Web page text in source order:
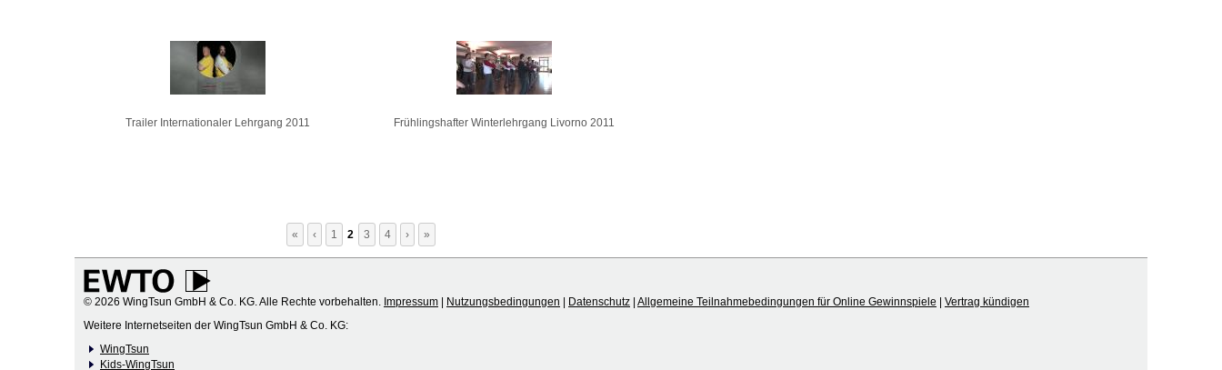
Trailer Internationaler Lehrgang 2011 Frühlingshafter Winterlehrgang Livorno 2011
« ‹ 1 2 3 4 › »
© 2026 WingTsun GmbH & Co. KG. Alle Rechte vorbehalten. Impressum Nutzungsbedingungen Datenschutz Allgemeine Teilnahmebedingungen für Online Gewinnspiele
Vertrag kündigen
Weitere Internetseiten der WingTsun GmbH & Co. KG:
WingTsun
Kids-WingTsun